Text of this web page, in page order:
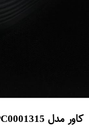
کاور مدل AAPC0001315 مناسب برای کیس اپل ایرپاد 1 2